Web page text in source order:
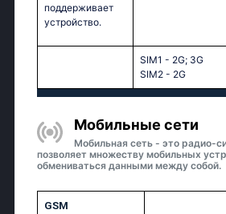
поддерживает
устройство.
SIM1 - 2G; 3G
SIM2 - 2G
Мобильные сети
Мобильная сеть - это радио-
позволяет множеству мобильных
обмениваться данными между собой.
GSM